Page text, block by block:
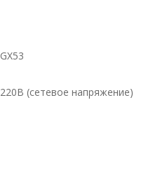
GX53
220В (сетевое напряжение)